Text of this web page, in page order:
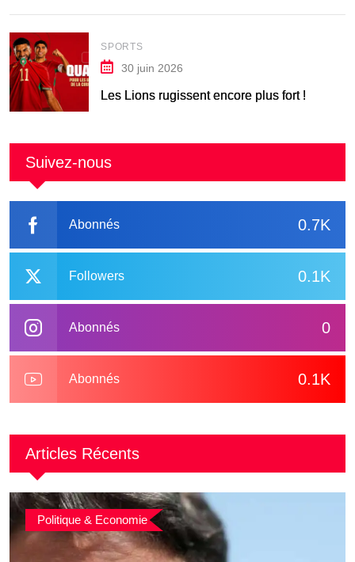
SPORTS
30 juin 2026
Les Lions rugissent encore plus fort !
Suivez-nous
0.7K
Abonnés
0.1K
Followers
0
Abonnés
0.1K
Abonnés
Articles Récents
Politique & Economie